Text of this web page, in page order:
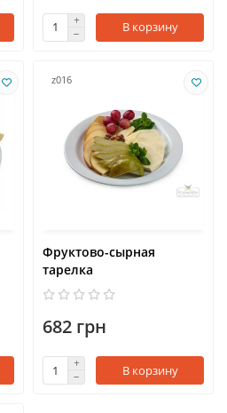
В корзину
z016
Фруктово-сырная
тарелка
682 грн
В корзину